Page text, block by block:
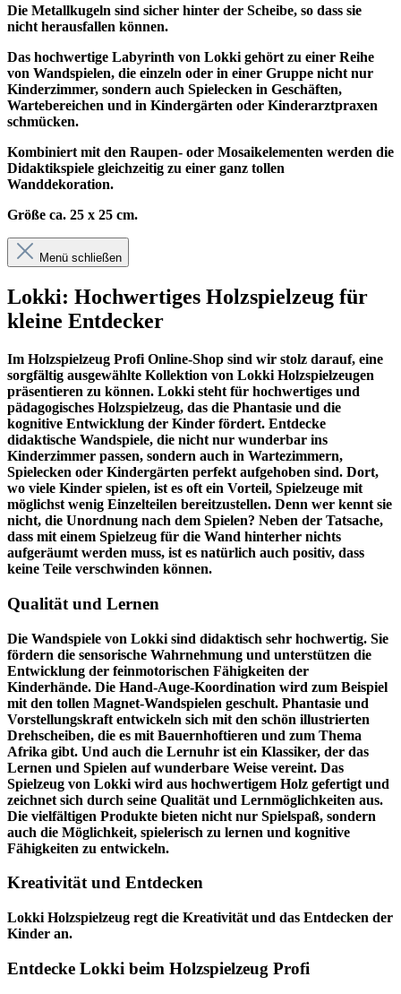
Die Metallkugeln sind sicher hinter der Scheibe, so dass sie
nicht herausfallen können.
Das hochwertige Labyrinth von Lokki gehört zu einer Reihe
von Wandspielen, die einzeln oder in einer Gruppe nicht nur
Kinderzimmer, sondern auch Spielecken in Geschäften,
Wartebereichen und in Kindergärten oder Kinderarztpraxen
schmücken.
Kombiniert mit den Raupen- oder Mosaikelementen werden die
Didaktikspiele gleichzeitig zu einer ganz tollen
Wanddekoration.
Größe ca. 25 x 25 cm.
Menü schließen
Lokki: Hochwertiges Holzspielzeug für
kleine Entdecker
Im Holzspielzeug Profi Online-Shop sind wir stolz darauf, eine
sorgfältig ausgewählte Kollektion von Lokki Holzspielzeugen
präsentieren zu können. Lokki steht für hochwertiges und
pädagogisches Holzspielzeug, das die Phantasie und die
kognitive Entwicklung der Kinder fördert. Entdecke
didaktische Wandspiele, die nicht nur wunderbar ins
Kinderzimmer passen, sondern auch in Wartezimmern,
Spielecken oder Kindergärten perfekt aufgehoben sind. Dort,
wo viele Kinder spielen, ist es oft ein Vorteil, Spielzeuge mit
möglichst wenig Einzelteilen bereitzustellen. Denn wer kennt sie
nicht, die Unordnung nach dem Spielen? Neben der Tatsache,
dass mit einem Spielzeug für die Wand hinterher nichts
aufgeräumt werden muss, ist es natürlich auch positiv, dass
keine Teile verschwinden können.
Qualität und Lernen
Die Wandspiele von Lokki sind didaktisch sehr hochwertig. Sie
fördern die sensorische Wahrnehmung und unterstützen die
Entwicklung der feinmotorischen Fähigkeiten der
Kinderhände. Die Hand-Auge-Koordination wird zum Beispiel
mit den tollen Magnet-Wandspielen geschult. Phantasie und
Vorstellungskraft entwickeln sich mit den schön illustrierten
Drehscheiben, die es mit Bauernhoftieren und zum Thema
Afrika gibt. Und auch die Lernuhr ist ein Klassiker, der das
Lernen und Spielen auf wunderbare Weise vereint. Das
Spielzeug von Lokki wird aus hochwertigem Holz gefertigt und
zeichnet sich durch seine Qualität und Lernmöglichkeiten aus.
Die vielfältigen Produkte bieten nicht nur Spielspaß, sondern
auch die Möglichkeit, spielerisch zu lernen und kognitive
Fähigkeiten zu entwickeln.
Kreativität und Entdecken
Lokki Holzspielzeug regt die Kreativität und das Entdecken der
Kinder an.
Entdecke Lokki beim Holzspielzeug Profi